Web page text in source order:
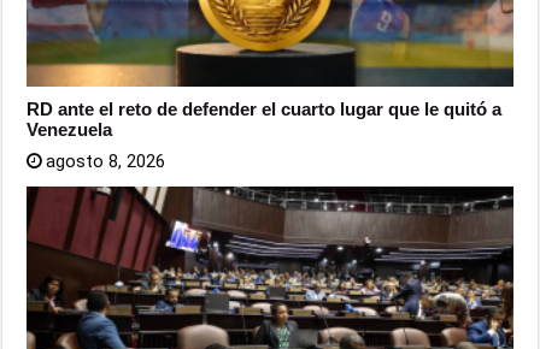
RD ante el reto de defender el cuarto lugar que le quitó a
Venezuela
agosto 8, 2026